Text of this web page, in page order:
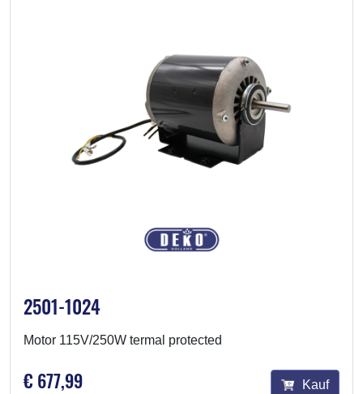
2501-1024
Motor 115V/250W termal protected
€ 677,99 Kauf